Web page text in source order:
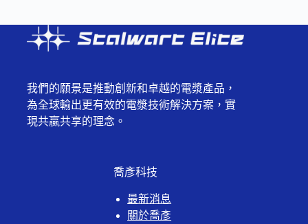
我們的願景是推動創新和卓越的電漿產品，
為全球輸出更有效的電漿技術解決方案，實
現共贏共享的理念。
喬彥科技
最新消息
關於喬彥